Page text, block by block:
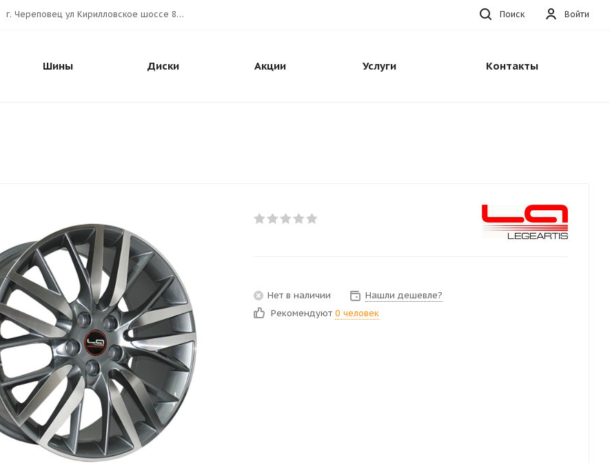
Войти
г. Череповец ул Кирилловское шоссе 80А АВТОШИНА.РУС Поиск
Шины Диски Акции Услуги Контакты
Нет в наличии
Нашли дешевле?
Рекомендуют 0 человек